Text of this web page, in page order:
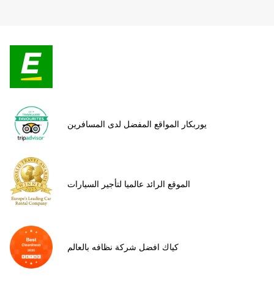
يوربكار المواقع المفضل لدى المسافرين
الموقع الرائد عالميا لتأجير السيارات
كياك افضل شركة نظافه بالعالم